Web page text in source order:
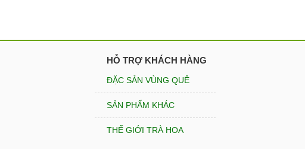
HỖ TRỢ KHÁCH HÀNG
ĐẶC SẢN VÙNG QUÊ
SẢN PHẨM KHÁC
THẾ GIỚI TRÀ HOA